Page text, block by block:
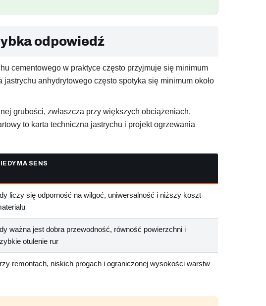
odpowiedź
cementowego w praktyce często przyjmuje się minimum
jastrychu anhydrytowego często spotyka się minimum około
grubości, zwłaszcza przy większych obciążeniach,
to karta techniczna jastrychu i projekt ogrzewania
MA SENS
liczy się odporność na wilgoć, uniwersalność i niższy koszt
ważna jest dobra przewodność, równość powierzchni i
otulenie rur
remontach, niskich progach i ograniczonej wysokości warstw